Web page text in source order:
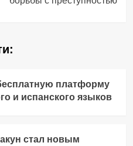
платформу
и испанского языков
стал новым